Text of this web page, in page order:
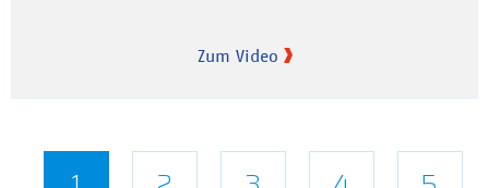
Zum Video
Seitennummerierung